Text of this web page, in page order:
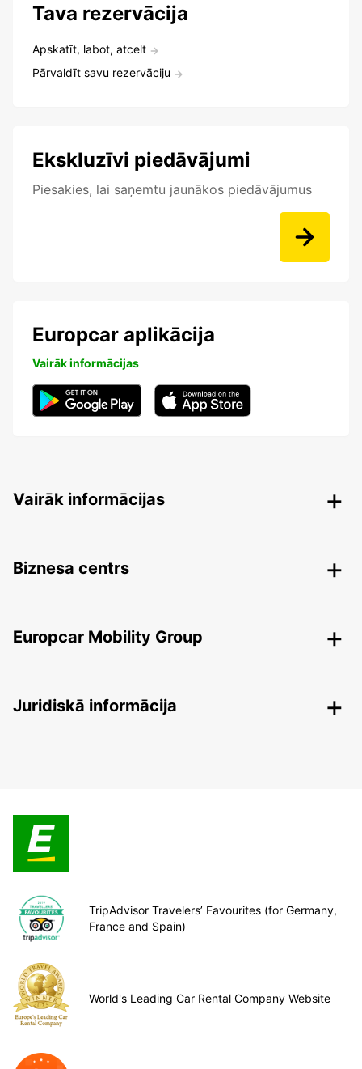
Tava rezervācija
Apskatīt, labot, atcelt
Pārvaldīt savu rezervāciju
Ekskluzīvi piedāvājumi
Piesakies, lai saņemtu jaunākos piedāvājumus
Europcar aplikācija
Vairāk informācijas
Vairāk informācijas
Biznesa centrs
Europcar Mobility Group
Juridiskā informācija
TripAdvisor Travelers’ Favourites (for Germany,
France and Spain)
World's Leading Car Rental Company Website